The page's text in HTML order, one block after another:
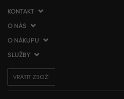
KONTAKT
VERMONT Services Slovakia s. r. o.
Vlčie hrdlo 53
tel.:+420 210 012 200
info@gant.cz
O NÁS
O společnosti
Kontakt
Blog
O NÁKUPU
Jak nakupovat
Vrácení zboží
SLUŽBY
Doprava a platba
Dárkové poukázky
VRÁTIT ZBOŽÍ